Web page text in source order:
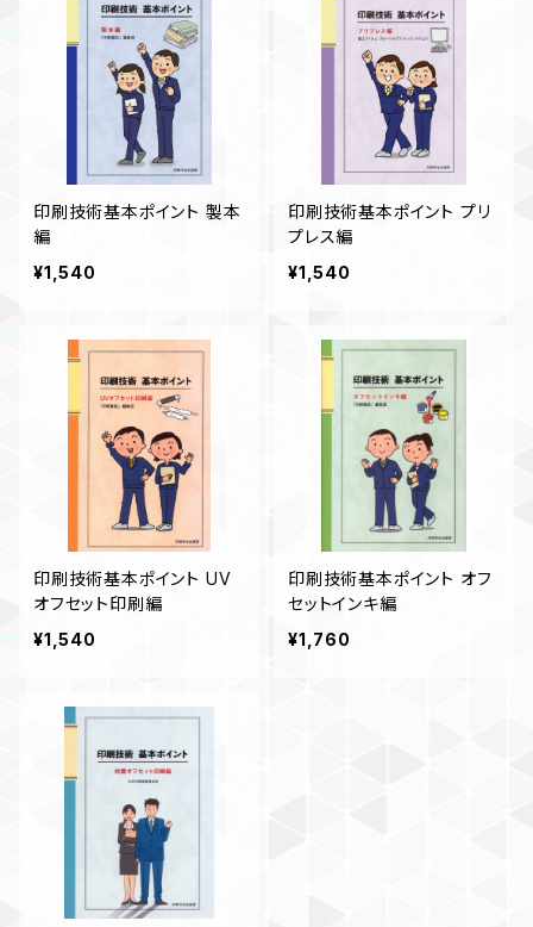
印刷技術基本ポイント 製本
編
¥1,540
印刷技術基本ポイント プリ
プレス編
¥1,540
印刷技術基本ポイント UV
オフセット印刷編
¥1,540
印刷技術基本ポイント オフ
セットインキ編
¥1,760